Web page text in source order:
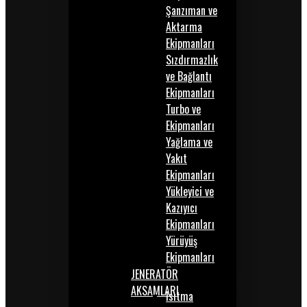
Şanzıman ve
Aktarma
Ekipmanları
Sızdırmazlık
ve Bağlantı
Ekipmanları
Turbo ve
Ekipmanları
Yağlama ve
Yakıt
Ekipmanları
Yükleyici ve
Kazıyıcı
Ekipmanları
Yürüyüş
Ekipmanları
JENERATÖR
AKSAMLARIIsıtma